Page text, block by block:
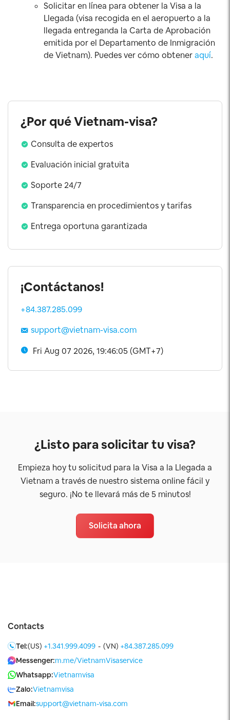
Solicitar en línea para obtener la Visa a la
Llegada (visa recogida en el aeropuerto a la
llegada entreganda la Carta de Aprobación
emitida por el Departamento de Inmigración
de Vietnam). Puedes ver cómo obteneraquí.
¿Por qué Vietnam-visa?
Consulta de expertos
Evaluación inicial gratuita
Soporte 24/7
Transparencia en procedimientos y tarifas
Entrega oportuna garantizada
¡Contáctanos!
+84.387.285.099
support@vietnam-visa.com
Fri Aug 07 2026, 19:46:05 (GMT+7)
¿Listo para solicitar tu visa?
Empieza hoy tu solicitud para la Visa a la Llegada a
Vietnam a través de nuestro sistema online fácil y
seguro. ¡No te llevará más de 5 minutos!
Solicita ahora
Contacts
Tel:(US) +1.341.999.4099 - (VN) +84.387.285.099
Messenger:m.me/VietnamVisaservice
Whatsapp:Vietnamvisa
Zalo:Vietnamvisa
Email:support@vietnam-visa.com